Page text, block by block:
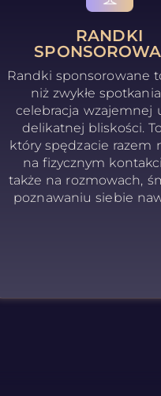
RANDKI
Randki sponsorowane
niż zwykłe
celebracja wzajemnej
delikatnej bliskości.
który spędzacie razem
na fizycznym
także na rozmowach,
poznawaniu siebie